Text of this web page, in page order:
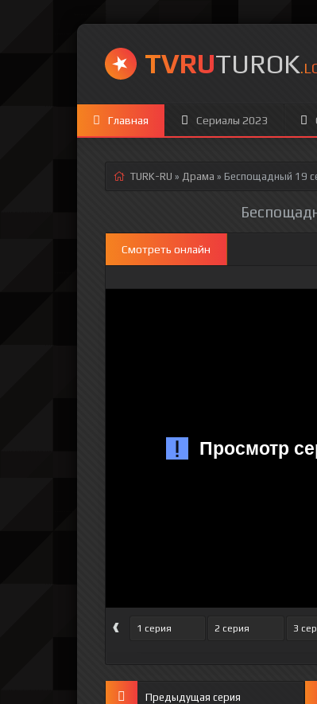
TVRUTUROK
Главная Сериалы 2023
TURK-RU » Драма » Беспощадный 19
Смотреть онлайн
‹ 1 серия 2 серия 3
Предыдущая серия